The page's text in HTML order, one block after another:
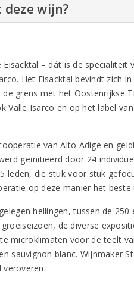
wijn?
– dát is de specialiteit
Het Eisacktal bevindt zich
grens met het Oostenrijkse
Valle Isarco en op het label
van Alto Adige en
geïnitieerd door 24
leden, die stuk voor stuk
op deze manier het
hellingen, tussen de
de diverse
microklimaten voor de teelt
sauvignon blanc. Wijnmaker